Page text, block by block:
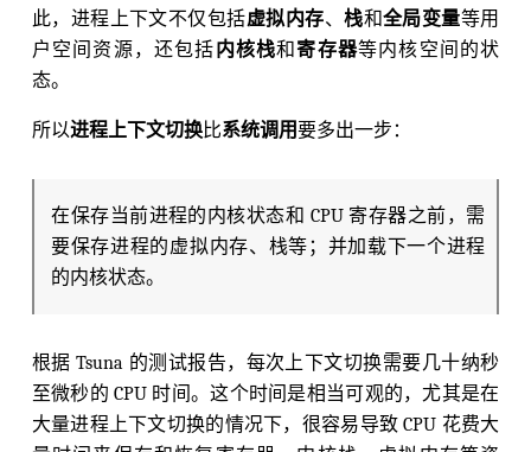
此，进程上下文不仅包括虚拟内存、栈和全局变量等用
户空间资源，还包括内核栈和 寄存器等内核空间的状
态。
所以进程上下文切换比系统调用要多出一步：
在保存当前进程的内核状态和 CPU 寄存器之前，需
要保存进程的虚拟内存、栈等；并加载下一个进程
的内核状态。
根据 Tsuna 的测试报告，每次上下文切换需要几十纳秒
至微秒的 CPU 时间。这个时间是相当可观的，尤其是在
大量进程上下文切换的情况下，很容易导致 CPU 花费大